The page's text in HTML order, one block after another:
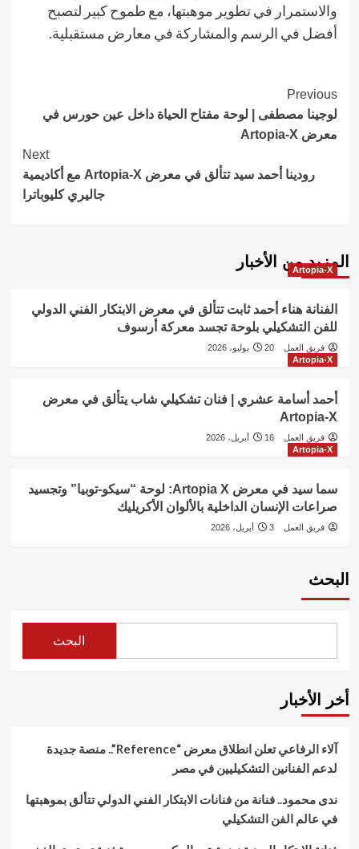
والاستمرار في تطوير موهبتها، مع طموح كبير لتصبح
أفضل في الرسم والمشاركة في معارض مستقبلية.
Post
Navigation
Previous
لوجينا مصطفى | لوحة مفتاح الحياة داخل عين حورس في
معرض Artopia-X
Next
رودينا أحمد سيد تتألق في معرض Artopia-X مع أكاديمية
جاليري كليوباترا
المزيد من الأخبار
Artopia-X
الفنانة هناء أحمد ثابت تتألق في معرض الابتكار الفني الدولي
للفن التشكيلي بلوحة تجسد معركة أرسوف
فريق العمل
20 يوليو، 2026
Artopia-X
أحمد أسامة عشري | فنان تشكيلي شاب يتألق في معرض
Artopia-X
فريق العمل
16 أبريل، 2026
Artopia-X
سما سيد في معرض Artopia X: لوحة “سيكو-توبيا” وتجسيد
صراعات الإنسان الداخلية بالألوان الأكريليك
فريق العمل 3 أبريل، 2026
البحث
البحث
أخر الأخبار
آلاء الرفاعي تعلن انطلاق معرض “Reference”.. منصة جديدة
لدعم الفنانين التشكيليين في مصر
ندى محمود.. فنانة من فنانات الابتكار الفني الدولي تتألق بموهبتها
في عالم الفن التشكيلي